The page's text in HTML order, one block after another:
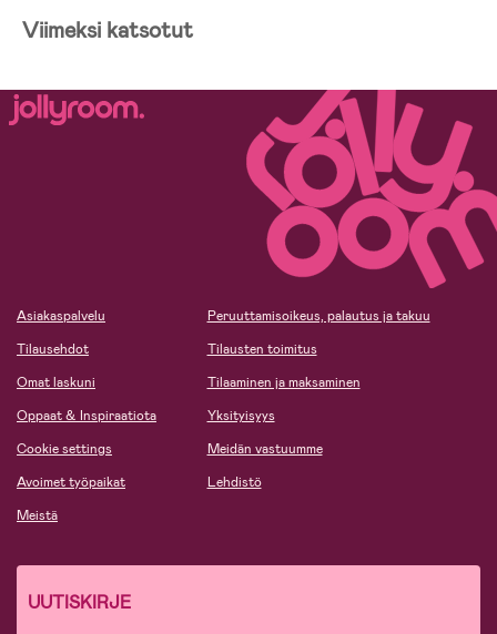
Viimeksi katsotut
Asiakaspalvelu
Tilausehdot
Omat laskuni
Oppaat & Inspiraatiota
Cookie settings
Avoimet työpaikat
Meistä
Peruuttamisoikeus, palautus ja takuu
Tilausten toimitus
Tilaaminen ja maksaminen
Yksityisyys
Meidän vastuumme
Lehdistö
UUTISKIRJE